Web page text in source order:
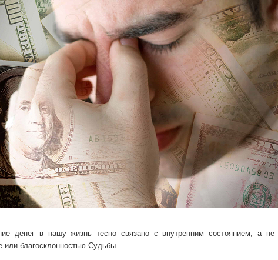
денег в нашу жизнь тесно связано с внутренним состоянием, а не
или благосклонностью Судьбы.